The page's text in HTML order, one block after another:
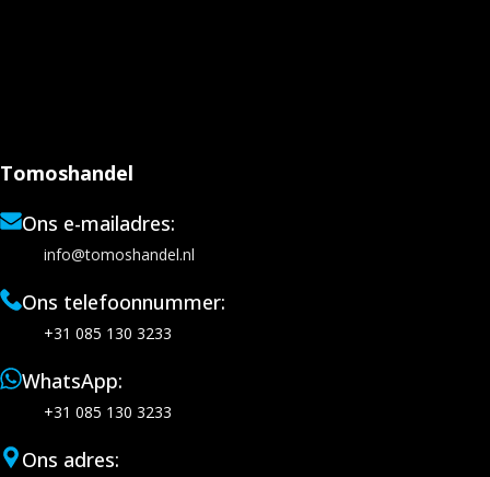
Tomoshandel
Ons e-mailadres:
info@tomoshandel.nl
Ons telefoonnummer:
+31 085 130 3233
WhatsApp:
+31 085 130 3233
Ons adres: